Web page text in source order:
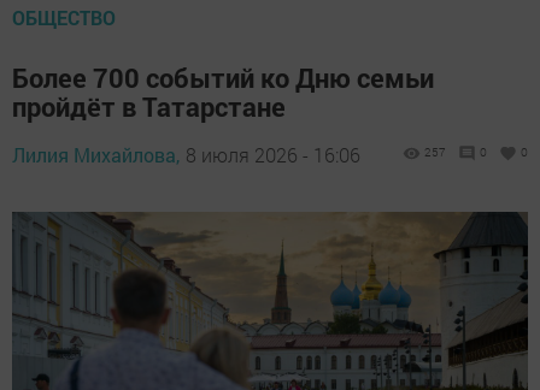
ОБЩЕСТВО
Более 700 событий ко Дню семьи
пройдёт в Татарстане
Лилия Михайлова, 8 июля 2026 - 16:06 257 0 0